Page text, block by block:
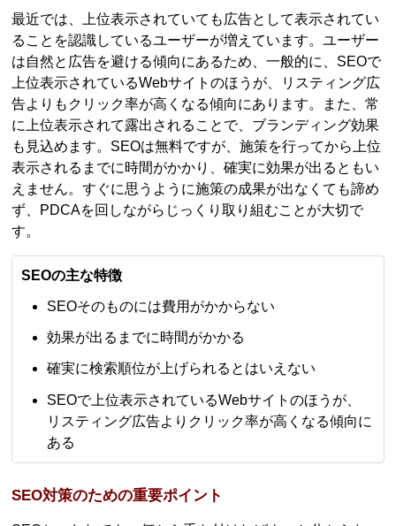
最近では、上位表示されていても広告として表示されてい
ることを認識しているユーザーが増えています。ユーザー
は自然と広告を避ける傾向にあるため、一般的に、SEOで
上位表示されているWebサイトのほうが、リスティング広
告よりもクリック率が高くなる傾向にあります。また、常
に上位表示されて露出されることで、ブランディング効果
も見込めます。SEOは無料ですが、施策を行ってから上位
表示されるまでに時間がかかり、確実に効果が出るともい
えません。すぐに思うように施策の成果が出なくても諦め
ず、PDCAを回しながらじっくり取り組むことが大切で
す。
SEOの主な特徴
SEOそのものには費用がかからない
効果が出るまでに時間がかかる
確実に検索順位が上げられるとはいえない
SEOで上位表示されているWebサイトのほうが、
リスティング広告よりクリック率が高くなる傾向に
ある
SEO対策のための重要ポイント